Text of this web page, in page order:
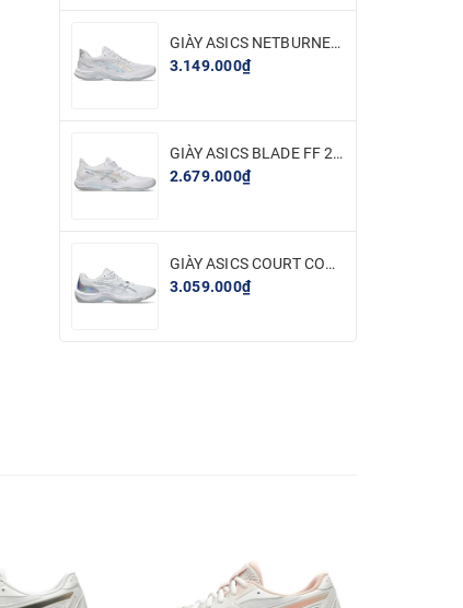
GIÀY ASICS NETBURNER BALLISTIC FF 4 - TRẮNG BẠC
3.149.000₫
GIÀY ASICS BLADE FF 2 - TRẮNG BẠC
2.679.000₫
GIÀY ASICS COURT CONTROL FF 4 - TRẮNG BẠC
3.059.000₫